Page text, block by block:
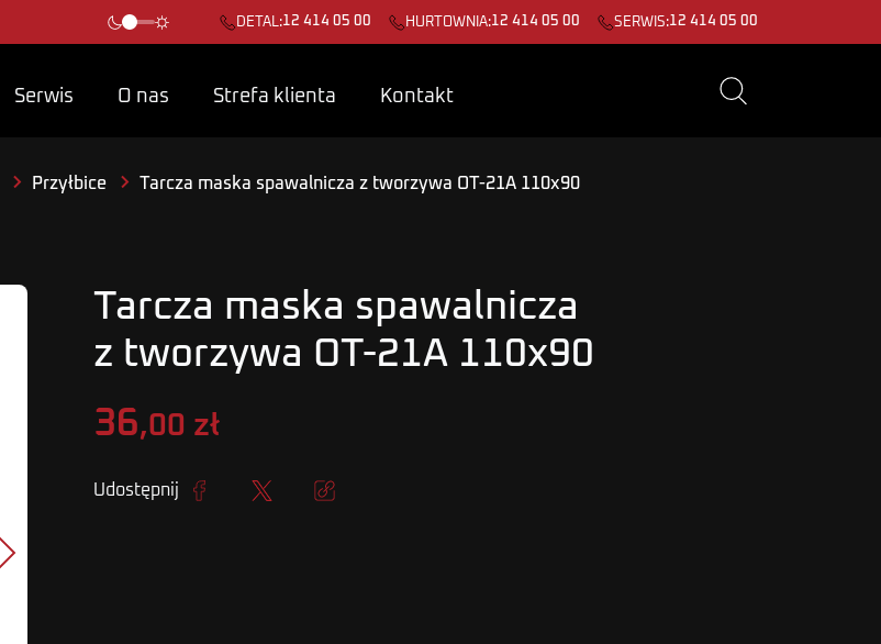
DETAL:12 414 05 00 HURTOWNIA:12 414 05 00 SERWIS:12 414 05 00
Serwis O nas Strefa klienta Kontakt
Przyłbice Tarcza maska spawalnicza z tworzywa OT-21A 110x90
Następny
Tarcza maska spawalnicza
z tworzywa OT-21A 110x90
36,00 zł
Udostępnij